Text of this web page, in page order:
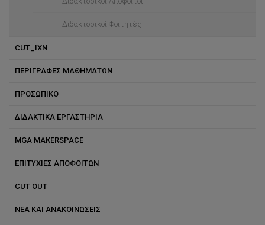
Διδακτορικοί Φοιτητές
CUT_IXN
ΠΕΡΙΓΡΑΦΕΣ ΜΑΘΗΜΑΤΩΝ
ΠΡΟΣΩΠΙΚΟ
Διδακτικό Ερευνητικό Προσωπικό
Ειδικό Εκπαιδευτικό Προσωπικό
ΔΙΔΑΚΤΙΚΑ ΕΡΓΑΣΤΗΡΙΑ
MGA MAKERSPACE
ΕΠΙΤΥΧΙΕΣ ΑΠΟΦΟΙΤΩΝ
CUT OUT
ΝΕΑ ΚΑΙ ΑΝΑΚΟΙΝΩΣΕΙΣ